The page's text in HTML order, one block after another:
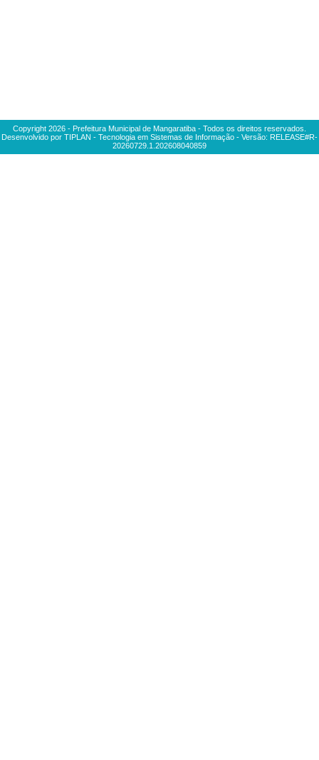
Copyright 2026 - Prefeitura Municipal de Mangaratiba - Todos os direitos reservados.
Desenvolvido por TIPLAN - Tecnologia em Sistemas de Informação - Versão: RELEASE#R-
20260729.1.202608040859